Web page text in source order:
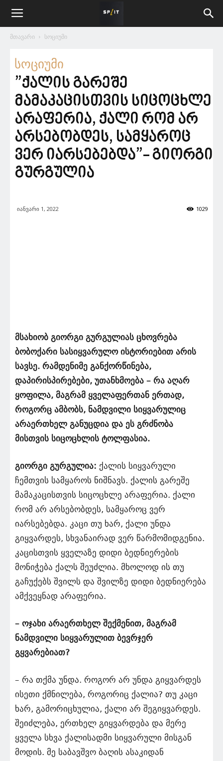
მთავარი სოციუმი
სოციუმი
”ქალის გარეშე
მამაკაცისთვის სიცოცხლე
არაფერია, ქალი რომ არ
არსებობდეს, სამყაროც
ვერ იარსებებდა”- გიორგი
გურგულია
იანვარი 1, 2022 1029
მსახიობ გიორგი გურგულიას ცხოვრება
ბობოქარი სასიყვარულო ისტორიებით არის
სავსე. რამდენიმე განქორწინება,
დაპირისპირებები, უთანხმოება – რა აღარ
ყოფილა, მაგრამ ყველაფერთან ერთად,
როგორც ამბობს, ნამდვილი სიყვარულიც
არაერთხელ განუცდია და ეს გრძნობა
მისთვის სიცოცხლის ტოლფასია.
გიორგი გურგულია: ქალის სიყვარული
ჩემთვის სამყაროს ნიშნავს. ქალის გარეშე
მამაკაცისთვის სიცოცხლე არაფერია. ქალი
რომ არ არსებობდეს, სამყაროც ვერ
იარსებებდა. კაცი თუ ხარ, ქალი უნდა
გიყვარდეს, სხვანაირად ვერ წარმომიდგენია.
კაცისთვის ყველაზე დიდი ბედნიერების
მონიჭება ქალს შეუძლია. მხოლოდ ის თუ
გაჩუქებს შვილს და შვილზე დიდი ბედნიერება
ამქვეყნად არაფერია.
– ოჯახი არაერთხელ შექმენით, მაგრამ
ნამდვილი სიყვარულით ბევრჯერ
გყვარებიათ?
– რა თქმა უნდა. როგორ არ უნდა გიყვარდეს
ისეთი ქმნილება, როგორიც ქალია? თუ კაცი
ხარ, გამორიცხულია, ქალი არ შეგიყვარდეს.
შეიძლება, ერთხელ გიყვარდება და მერე
ყველა სხვა ქალისადმი სიყვარული მისგან
მოდის. მე საბავშვო ბაღის ასაკიდან